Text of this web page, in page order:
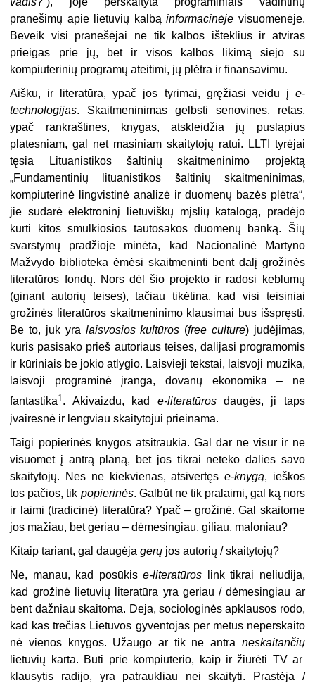
pranešimų apie lietuvių kalbąinformacinėje visuomenėje.
Beveik visi pranešėjai ne tik kalbos išteklius ir atviras
prieigas prie jų, bet ir visos kalbos likimą siejo su
kompiuterinių programų ateitimi, jų plėtra ir finansavimu.
Aišku, ir literatūra, ypač jos tyrimai, gręžiasi veidu į e-
technologijas. Skaitmeninimas gelbsti senovines, retas,
ypač rankraštines, knygas, atskleidžia jų puslapius
platesniam, gal net masiniam skaitytojų ratui. LLTI tyrėjai
tęsia Lituanistikos šaltinių skaitmeninimo projektą
„Fundamentinių lituanistikos šaltinių skaitmeninimas,
kompiuterinė lingvistinė analizė ir duomenų bazės plėtra“,
jie sudarė elektroninį lietuviškų mįslių katalogą, pradėjo
kurti kitos smulkiosios tautosakos duomenų banką. Šių
svarstymų pradžioje minėta, kad Nacionalinė Martyno
Mažvydo biblioteka ėmėsi skaitmeninti bent dalį grožinės
literatūros fondų. Nors dėl šio projekto ir radosi keblumų
(ginant autorių teises), tačiau tikėtina, kad visi teisiniai
grožinės literatūros skaitmeninimo klausimai bus išspręsti.
Be to, juk yra laisvosios kultūros (free culture) judėjimas,
kuris pasisako prieš autoriaus teises, dalijasi programomis
ir kūriniais be jokio atlygio. Laisvieji tekstai, laisvoji muzika,
laisvoji programinė įranga, dovanų ekonomika – ne
fantastika1 . Akivaizdu, kad e-literatūrosdaugės, ji taps
įvairesnė ir lengviau skaitytojui prieinama.
Taigi popierinės knygos atsitraukia. Gal dar ne visur ir ne
visuomet į antrą planą, bet jos tikrai neteko dalies savo
skaitytojų. Nes ne kiekvienas, atsivertęs e-knygą, ieškos
tos pačios, tik popierinės. Galbūt ne tik pralaimi, gal ką nors
ir laimi (tradicinė) literatūra? Ypač – grožinė. Gal skaitome
jos mažiau, bet geriau – dėmesingiau, giliau, maloniau?
Kitaip tariant, gal daugėjagerų jos autorių / skaitytojų?
Ne, manau, kad posūkise-literatūros link tikrai neliudija,
kad grožinė lietuvių literatūra yra geriau / dėmesingiau ar
bent dažniau skaitoma. Deja, sociologinės apklausos rodo,
kad kas trečias Lietuvos gyventojas per metus neperskaito
nė vienos knygos. Užaugo ar tik ne antra neskaitančių
lietuvių karta. Būti prie kompiuterio, kaip ir žiūrėti TV ar
klausytis radijo, yra patraukliau nei skaityti. Prastėja /